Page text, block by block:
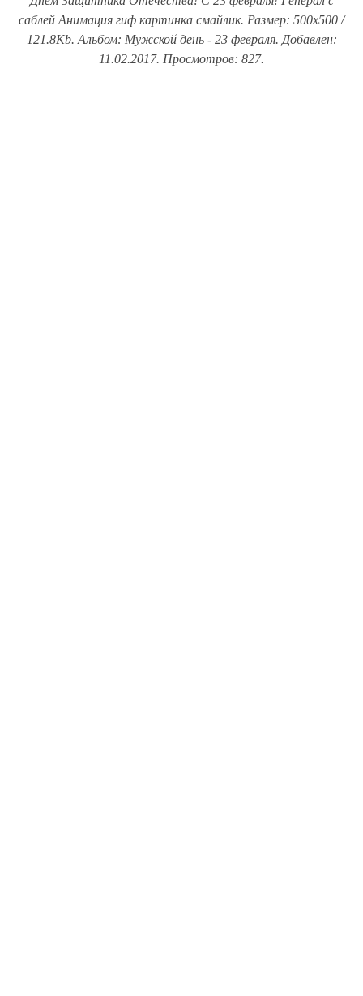
саблей Анимация гиф картинка смайлик. Размер: 500x500 /
121.8Kb. Альбом: Мужской день - 23 февраля. Добавлен:
11.02.2017. Просмотров: 827.